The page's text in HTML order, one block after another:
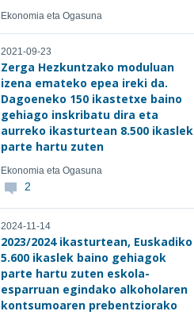
Ekonomia eta Ogasuna
2021-09-23
Zerga Hezkuntzako moduluan
izena emateko epea ireki da.
Dagoeneko 150 ikastetxe baino
gehiago inskribatu dira eta
aurreko ikasturtean 8.500 ikaslek
parte hartu zuten
Ekonomia eta Ogasuna
2
2024-11-14
2023/2024 ikasturtean, Euskadiko
5.600 ikaslek baino gehiagok
parte hartu zuten eskola-
esparruan egindako alkoholaren
kontsumoaren prebentziorako